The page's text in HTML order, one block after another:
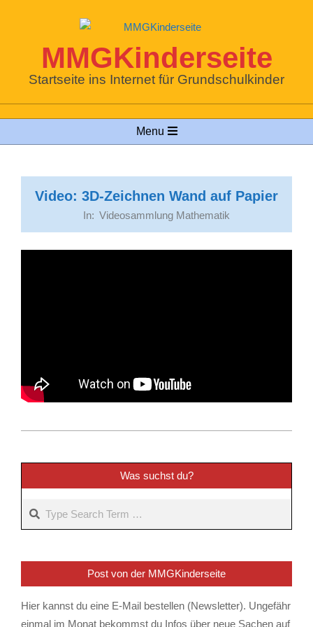
MMGKinderseite
Startseite ins Internet für Grundschulkinder
Navigation
Menu
Video: 3D-Zeichnen Wand auf Papier
In: Videosammlung Mathematik
Was suchst du?
Search
Post von der MMGKinderseite
Hier kannst du eine E-Mail bestellen (Newsletter). Ungefähr
einmal im Monat bekommst du Infos über neue Sachen auf